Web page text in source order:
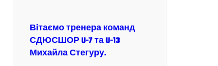
Вітаємо тренера команд
СДЮСШОР U-7 та U-13
Михайла Стегуру.